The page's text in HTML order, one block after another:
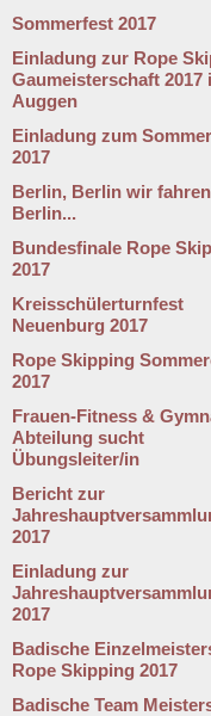
Sommerfest 2017
Einladung zur Rope
Gaumeisterschaft 2017
Auggen
Einladung zum
2017
Berlin, Berlin wir
Berlin...
Bundesfinale Rope
2017
Kreisschülerturnfest
Neuenburg 2017
Rope Skipping
2017
Frauen-Fitness &
Abteilung sucht
Übungsleiter/in
Bericht zur
2017
Einladung zur
2017
Badische
Rope Skipping 2017
Badische Team